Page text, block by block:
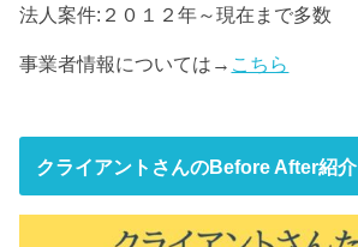
法人案件:２０１２年～現在まで多数
事業者情報については→ こちら
クライアントさんのBefore After紹介